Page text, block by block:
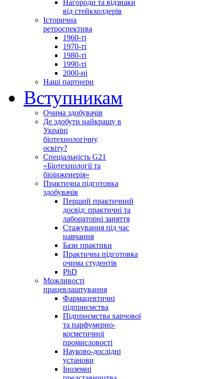
Нагороди та відзнаки
від стейкхолдерів
Історична
ретроспектива
1960-ті
1970-ті
1980-ті
1990-ті
2000-ні
Наші партнери
Вступникам
Очима здобувачів
Де здобути найкращу в
Україні
біотехнологічну
освіту?
Спеціальність G21
«Біотехнології та
біоінженерія»
Практична підготовка
здобувачів
Перший практичний
досвід: практичні та
лабораторні заняття
Стажування під час
навчання
Бази практики
Практична підготовка
очима студентів
PhD
Можливості
працевлаштування
Фармацевтичні
підприємства
Підприємства харчової
та парфумерно-
косметичної
промисловості
Науково-дослідні
установи
Іноземні